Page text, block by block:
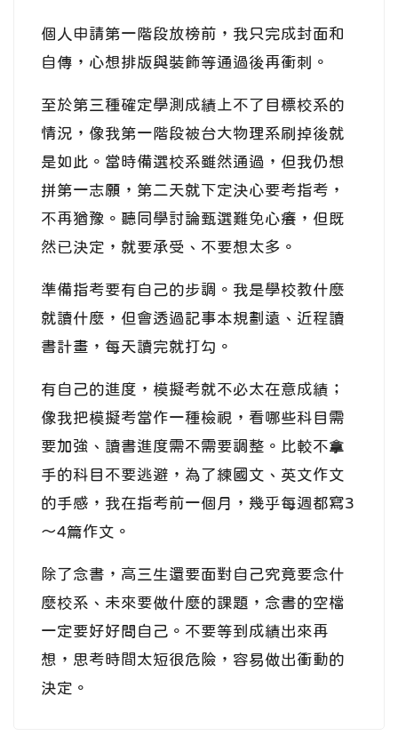
個人申請第一階段放榜前，我只完成封面和
自傳，心想排版與裝飾等通過後再衝刺。
至於第三種確定學測成績上不了目標校系的
情況，像我第一階段被台大物理系刷掉後就
是如此。當時備選校系雖然通過，但我仍想
拼第一志願，第二天就下定決心要考指考，
不再猶豫。聽同學討論甄選難免心癢，但既
然已決定，就要承受、不要想太多。
準備指考要有自己的步調。我是學校教什麼
就讀什麼，但會透過記事本規劃遠、近程讀
書計畫，每天讀完就打勾。
有自己的進度，模擬考就不必太在意成績；
像我把模擬考當作一種檢視，看哪些科目需
要加強、讀書進度需不需要調整。比較不拿
手的科目不要逃避，為了練國文、英文作文
的手感，我在指考前一個月，幾乎每週都寫3
～4篇作文。
除了念書，高三生還要面對自己究竟要念什
麼校系、未來要做什麼的課題，念書的空檔
一定要好好問自己。不要等到成績出來再
想，思考時間太短很危險，容易做出衝動的
決定。